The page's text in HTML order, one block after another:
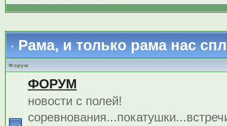
Рама, и только рама нас
Форум
ФОРУМ
новости с полей!